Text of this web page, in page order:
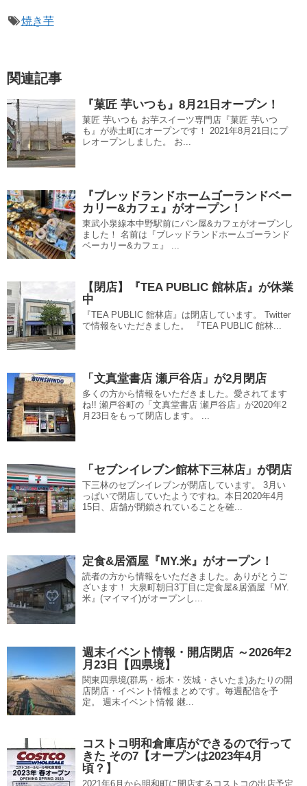
焼き芋
関連記事
『菓匠 芋いつも』8月21日オープン！
菓匠 芋いつも お芋スイーツ専門店『菓匠 芋いつ
も』が赤土町にオープンです！ 2021年8月21日にプ
レオープンしました。 お...
『ブレッドランドホームゴーランドベー
カリー&カフェ』がオープン！
東武小泉線本中野駅前にパン屋&カフェがオープンし
ました！ 名前は『ブレッドランドホームゴーランド
ベーカリー&カフェ』 ...
【閉店】『TEA PUBLIC 館林店』が休業
中
『TEA PUBLIC 館林店』は閉店しています。 Twitter
で情報をいただきました。 『TEA PUBLIC 館林...
「文真堂書店 瀬戸谷店」が2月閉店
多くの方から情報をいただきました。愛されてます
ね!! 瀬戸谷町の「文真堂書店 瀬戸谷店」が2020年2
月23日をもって閉店します。 ...
「セブンイレブン館林下三林店」が閉店
下三林のセブンイレブンが閉店しています。 3月い
っぱいで閉店していたようですね。本日2020年4月
15日、店舗が閉鎖されていることを確...
定食&居酒屋『MY.米』がオープン！
読者の方から情報をいただきました。ありがとうご
ざいます！ 大泉町朝日3丁目に定食屋&居酒屋『MY.
米』(マイマイ)がオープンし...
週末イベント情報・開店閉店 ～2026年2
月23日【四県境】
関東四県境(群馬・栃木・茨城・さいたま)あたりの開
店閉店・イベント情報まとめです。毎週配信を予
定。 週末イベント情報 継...
コストコ明和倉庫店ができるので行って
きた その7【オープンは2023年4月
頃？】
2021年6月から明和町に開店するコストコの出店予定